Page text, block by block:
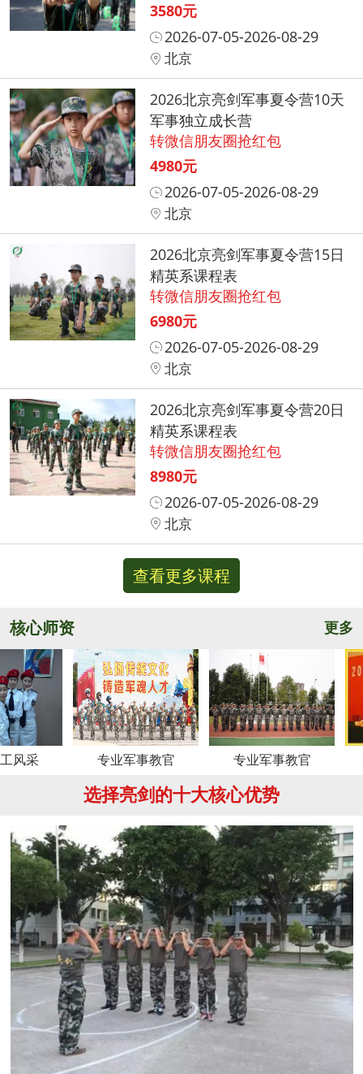
3580元
2026-07-05-2026-08-29
北京
2026北京亮剑军事夏令营10天
军事独立成长营
转微信朋友圈抢红包
4980元
2026-07-05-2026-08-29
北京
2026北京亮剑军事夏令营15日
精英系课程表
转微信朋友圈抢红包
6980元
2026-07-05-2026-08-29
北京
2026北京亮剑军事夏令营20日
精英系课程表
转微信朋友圈抢红包
8980元
2026-07-05-2026-08-29
北京
查看更多课程
核心师资 更多
专业军事教官 专业军事教官
选择亮剑的十大核心优势